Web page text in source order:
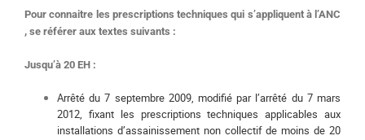
Pour connaitre les prescriptions techniques qui s’appliquent à l’ANC
, se référer aux textes suivants :
Jusqu’à 20 EH :
Arrêté du 7 septembre 2009, modifié par l’arrêté du 7 mars
2012, fixant les prescriptions techniques applicables aux
installations d’assainissement non collectif de moins de 20